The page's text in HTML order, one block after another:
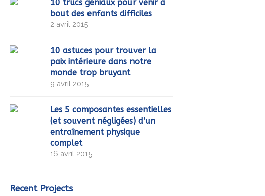
10 trucs géniaux pour venir à
bout des enfants difficiles
2 avril 2015
10 astuces pour trouver la
paix intérieure dans notre
monde trop bruyant
9 avril 2015
Les 5 composantes essentielles
(et souvent négligées) d’un
entraînement physique
complet
16 avril 2015
Recent Projects